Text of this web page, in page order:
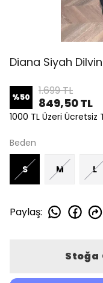
Diana Siyah
%50 1.699 TL
849,50 TL
1000 TL Üzeri
Beden
S M L
Paylaş:
Stoğa